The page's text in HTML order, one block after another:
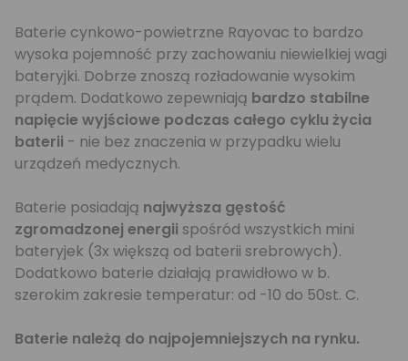
Baterie cynkowo-powietrzne Rayovac to bardzo
wysoka pojemność przy zachowaniu niewielkiej wagi
bateryjki. Dobrze znoszą rozładowanie wysokim
prądem. Dodatkowo zepewniają bardzo stabilne
napięcie wyjściowe podczas całego cyklu życia
baterii - nie bez znaczenia w przypadku wielu
urządzeń medycznych.
Baterie posiadają najwyższa gęstość
zgromadzonej energii spośród wszystkich mini
bateryjek (3x większą od baterii srebrowych).
Dodatkowo baterie działają prawidłowo w b.
szerokim zakresie temperatur: od -10 do 50st. C.
Baterie należą do najpojemniejszych na rynku.